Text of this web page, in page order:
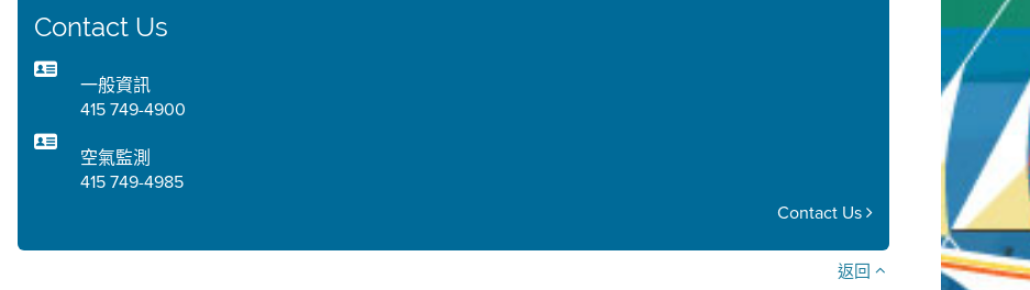
Contact Us
一般資訊
415 749-4900
空氣監測
415 749-4985
Contact Us
返回